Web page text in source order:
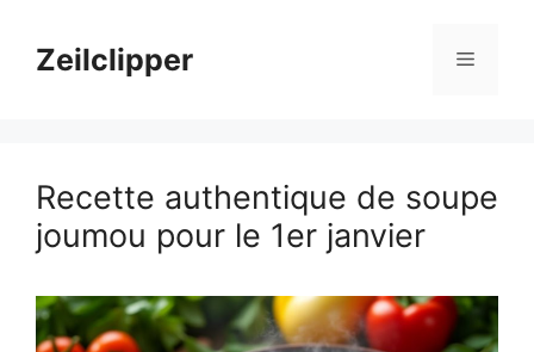
contenuZeilclipper Menu
Recette authentique de soupe
joumou pour le 1er janvier